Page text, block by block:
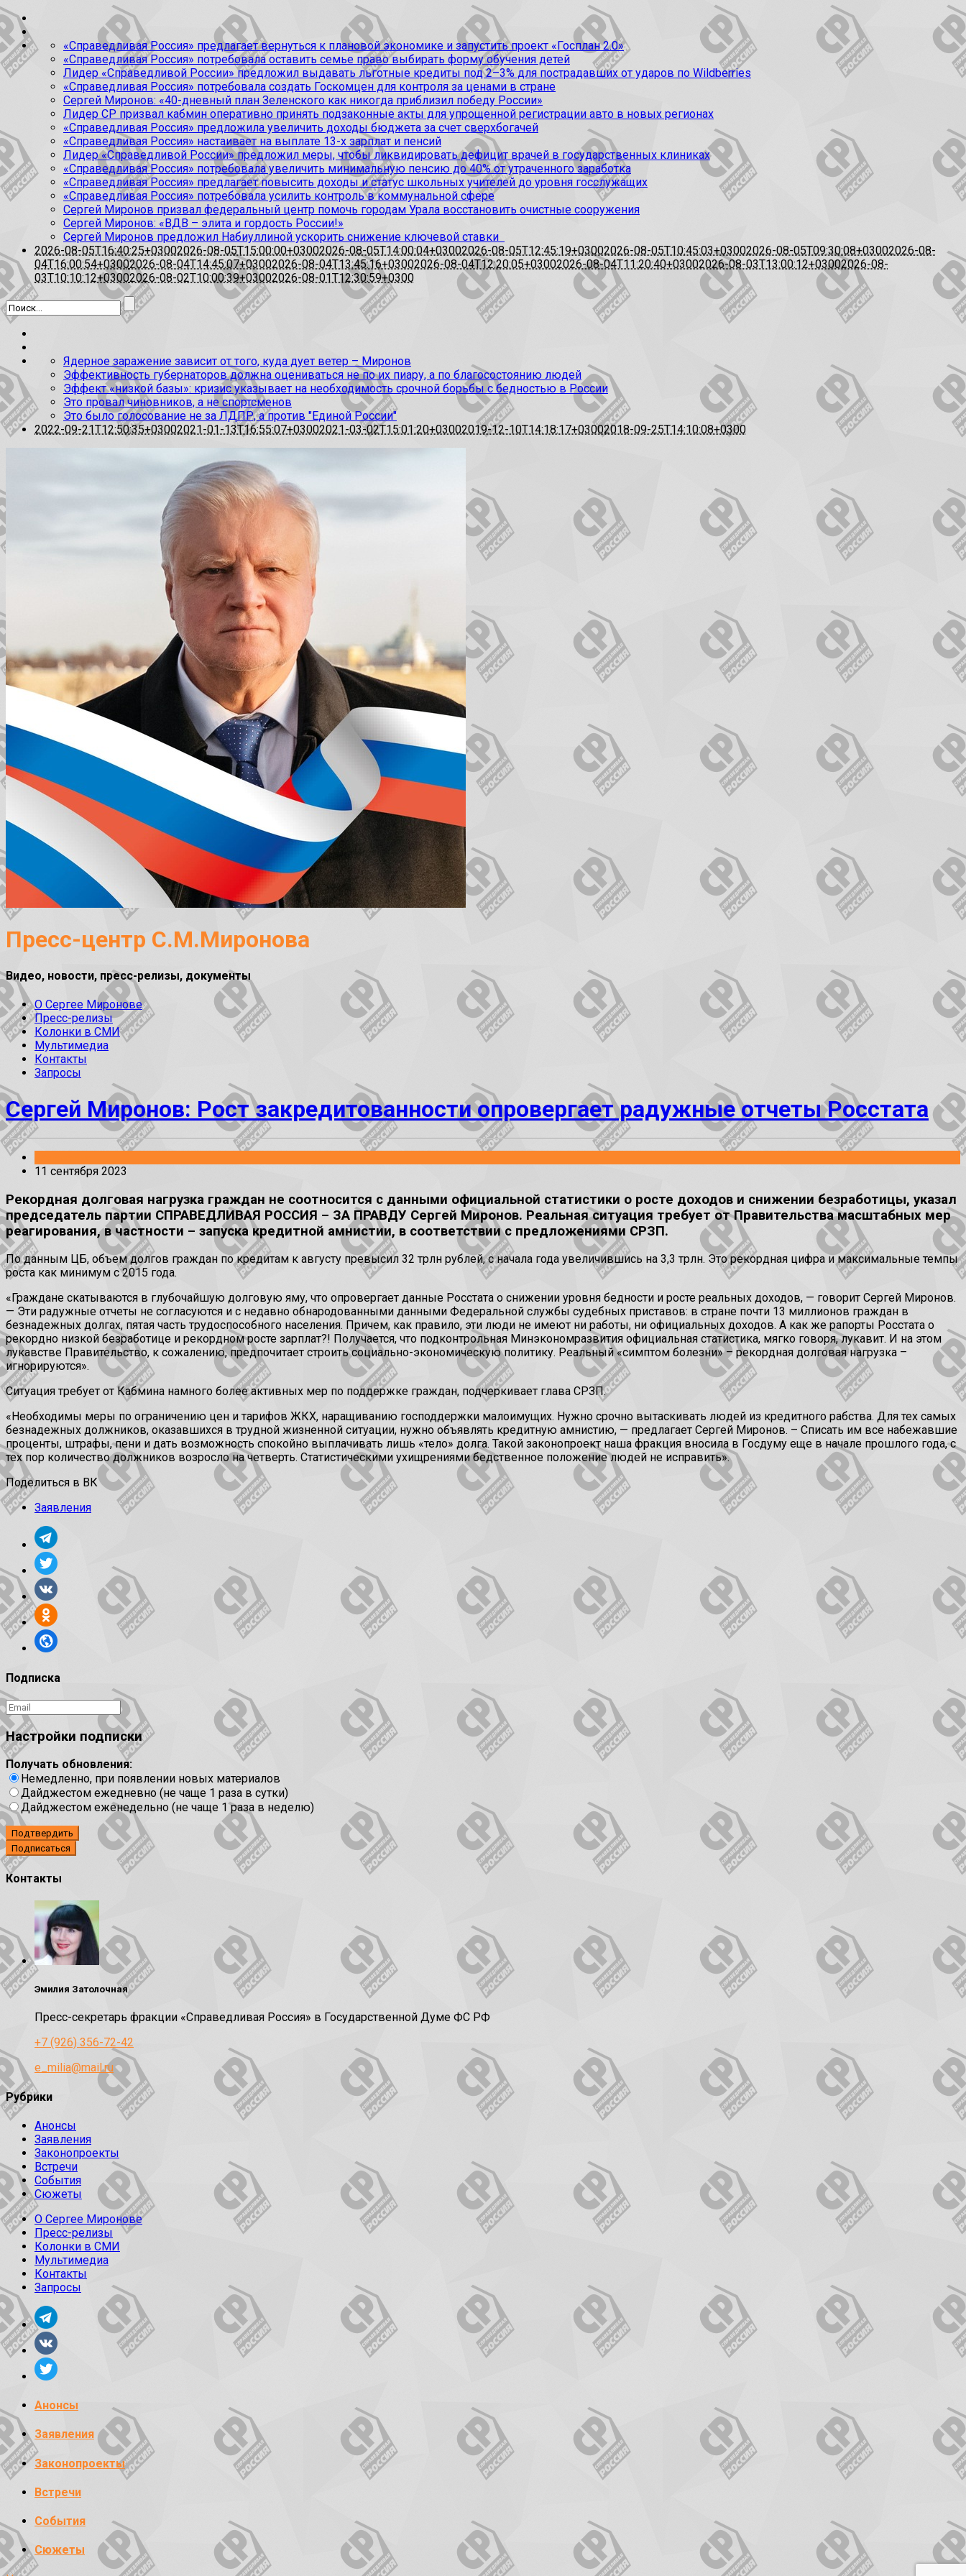
«Справедливая Россия» предлагает вернуться к плановой экономике и запустить проект «Госплан 2.0»
«Справедливая Россия» потребовала оставить семье право выбирать форму обучения детей
Лидер «Справедливой России» предложил выдавать льготные кредиты под 2–3% для пострадавших от ударов по Wildberries
«Справедливая Россия» потребовала создать Госкомцен для контроля за ценами в стране
Сергей Миронов: «40-дневный план Зеленского как никогда приблизил победу России»
Лидер СР призвал кабмин оперативно принять подзаконные акты для упрощенной регистрации авто в новых регионах
«Справедливая Россия» предложила увеличить доходы бюджета за счет сверхбогачей
«Справедливая Россия» настаивает на выплате 13-х зарплат и пенсий
Лидер «Справедливой России» предложил меры, чтобы ликвидировать дефицит врачей в государственных клиниках
«Справедливая Россия» потребовала увеличить минимальную пенсию до 40% от утраченного заработка
«Справедливая Россия» предлагает повысить доходы и статус школьных учителей до уровня госслужащих
«Справедливая Россия» потребовала усилить контроль в коммунальной сфере
Сергей Миронов призвал федеральный центр помочь городам Урала восстановить очистные сооружения
Сергей Миронов: «ВДВ – элита и гордость России!»
Сергей Миронов предложил Набиуллиной ускорить снижение ключевой ставки
2026-08-05T16:40:25+03002026-08-05T15:00:00+03002026-08-05T14:00:04+03002026-08-05T12:45:19+03002026-08-05T10:45:03+03002026-08-05T09:30:08+03002026-08-
04T16:00:54+03002026-08-04T14:45:07+03002026-08-04T13:45:16+03002026-08-04T12:20:05+03002026-08-04T11:20:40+03002026-08-03T13:00:12+03002026-08-
03T10:10:12+03002026-08-02T10:00:39+03002026-08-01T12:30:59+0300
Ядерное заражение зависит от того, куда дует ветер – Миронов
Эффективность губернаторов должна оцениваться не по их пиару, а по благосостоянию людей
Эффект «низкой базы»: кризис указывает на необходимость срочной борьбы с бедностью в России
Это провал чиновников, а не спортсменов
Это было голосование не за ЛДПР, а против "Единой России"
2022-09-21T12:50:35+03002021-01-13T16:55:07+03002021-03-02T15:01:20+03002019-12-10T14:18:17+03002018-09-25T14:10:08+0300
Пресс-центр С.М.Миронова
Видео, новости, пресс-релизы, документы
О Сергее Миронове
Пресс-релизы
Колонки в СМИ
Мультимедиа
Контакты
Запросы
Сергей Миронов: Рост закредитованности опровергает радужные отчеты Росстата
11 сентября 2023
Рекордная долговая нагрузка граждан не соотносится с данными официальной статистики о росте доходов и снижении безработицы, указал
председатель партии СПРАВЕДЛИВАЯ РОССИЯ – ЗА ПРАВДУ Сергей Миронов. Реальная ситуация требует от Правительства масштабных мер
реагирования, в частности – запуска кредитной амнистии, в соответствии с предложениями СРЗП.
По данным ЦБ, объем долгов граждан по кредитам к августу превысил 32 трлн рублей, с начала года увеличившись на 3,3 трлн. Это рекордная цифра и максимальные темпы
роста как минимум с 2015 года.
«Граждане скатываются в глубочайшую долговую яму, что опровергает данные Росстата о снижении уровня бедности и росте реальных доходов, — говорит Сергей Миронов.
— Эти радужные отчеты не согласуются и с недавно обнародованными данными Федеральной службы судебных приставов: в стране почти 13 миллионов граждан в
безнадежных долгах, пятая часть трудоспособного населения. Причем, как правило, эти люди не имеют ни работы, ни официальных доходов. А как же рапорты Росстата о
рекордно низкой безработице и рекордном росте зарплат?! Получается, что подконтрольная Минэкономразвития официальная статистика, мягко говоря, лукавит. И на этом
лукавстве Правительство, к сожалению, предпочитает строить социально-экономическую политику. Реальный «симптом болезни» – рекордная долговая нагрузка –
игнорируются».
Ситуация требует от Кабмина намного более активных мер по поддержке граждан, подчеркивает глава СРЗП.
«Необходимы меры по ограничению цен и тарифов ЖКХ, наращиванию господдержки малоимущих. Нужно срочно вытаскивать людей из кредитного рабства. Для тех самых
безнадежных должников, оказавшихся в трудной жизненной ситуации, нужно объявлять кредитную амнистию, — предлагает Сергей Миронов. – Списать им все набежавшие
проценты, штрафы, пени и дать возможность спокойно выплачивать лишь «тело» долга. Такой законопроект наша фракция вносила в Госдуму еще в начале прошлого года, с
тех пор количество должников возросло на четверть. Статистическими ухищрениями бедственное положение людей не исправить».
Поделиться в ВК
Заявления
Подписка
Настройки подписки
Получать обновления:
Немедленно, при появлении новых материалов
Дайджестом ежедневно (не чаще 1 раза в сутки)
Дайджестом еженедельно (не чаще 1 раза в неделю)
Подтвердить
Контакты
Эмилия Затолочная
Пресс-секретарь фракции «Справедливая Россия» в Государственной Думе ФС РФ
+7 (926) 356-72-42
e_milia@mail.ru
Рубрики
Анонсы
Заявления
Законопроекты
Встречи
События
Сюжеты
О Сергее Миронове
Пресс-релизы
Колонки в СМИ
Мультимедиа
Контакты
Запросы
Анонсы
Заявления
Законопроекты
Встречи
События
Сюжеты